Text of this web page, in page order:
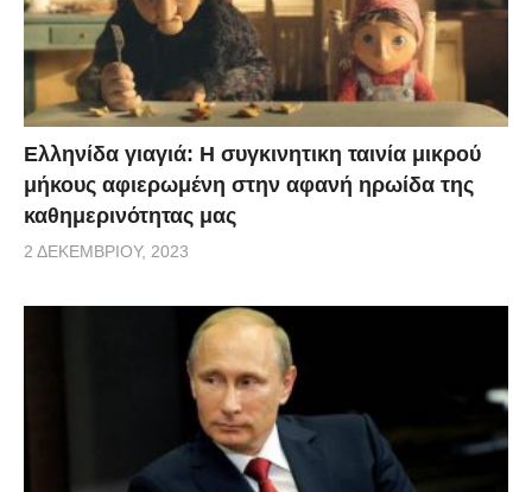
Ελληνίδα γιαγιά: Η συγκινητικη ταινία μικρού
μήκους αφιερωμένη στην αφανή ηρωίδα της
καθημερινότητας μας
2 ΔΕΚΕΜΒΡΊΟΥ, 2023